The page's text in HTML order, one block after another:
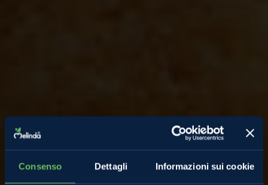
Consenso Dettagli Informazioni sui cookie